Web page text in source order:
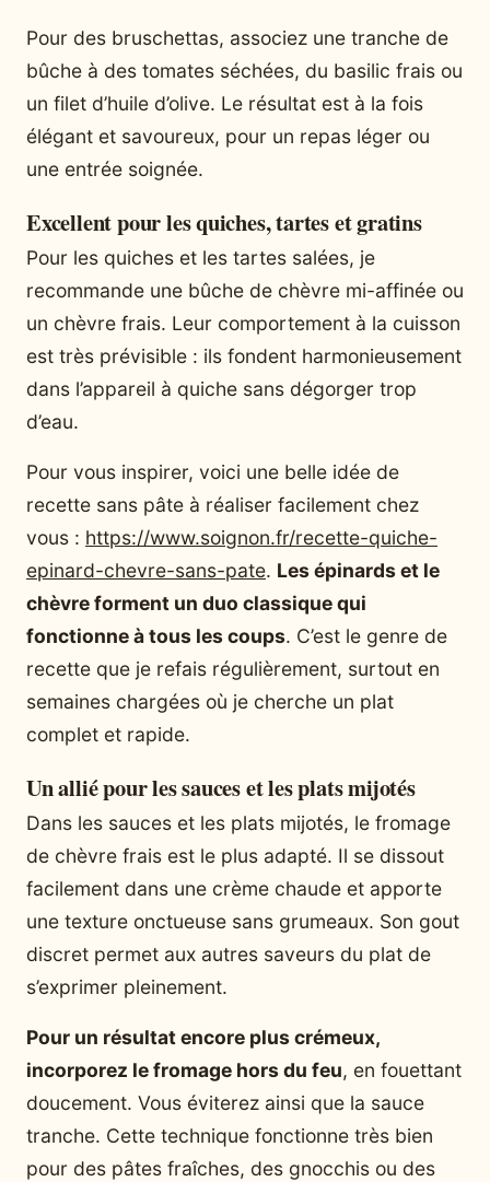
Pour des bruschettas, associez une tranche de
bûche à des tomates séchées, du basilic frais ou
un filet d’huile d’olive. Le résultat est à la fois
élégant et savoureux, pour un repas léger ou
une entrée soignée.
Excellent pour les quiches, tartes et gratins
Pour les quiches et les tartes salées, je
recommande une bûche de chèvre mi-affinée ou
un chèvre frais. Leur comportement à la cuisson
est très prévisible : ils fondent harmonieusement
dans l’appareil à quiche sans dégorger trop
d’eau.
Pour vous inspirer, voici une belle idée de
recette sans pâte à réaliser facilement chez
vous : https://www.soignon.fr/recette-quiche-
epinard-chevre-sans-pate. Les épinards et le
chèvre forment un duo classique qui
fonctionne à tous les coups. C’est le genre de
recette que je refais régulièrement, surtout en
semaines chargées où je cherche un plat
complet et rapide.
Un allié pour les sauces et les plats mijotés
Dans les sauces et les plats mijotés, le fromage
de chèvre frais est le plus adapté. Il se dissout
facilement dans une crème chaude et apporte
une texture onctueuse sans grumeaux. Son gout
discret permet aux autres saveurs du plat de
s’exprimer pleinement.
Pour un résultat encore plus crémeux,
incorporez le fromage hors du feu, en fouettant
doucement. Vous éviterez ainsi que la sauce
tranche. Cette technique fonctionne très bien
pour des pâtes fraîches, des gnocchis ou des